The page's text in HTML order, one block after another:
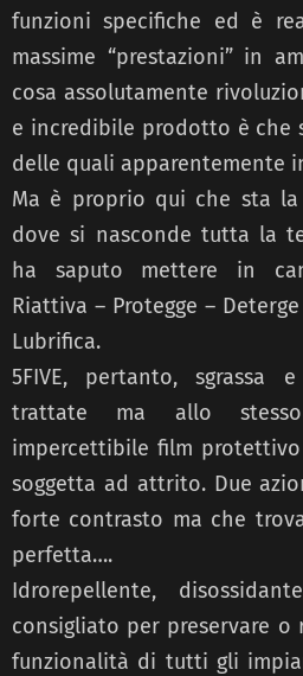
funzioni specifiche ed è
massime “prestazioni” in
cosa assolutamente
e incredibile prodotto è che
delle quali apparentemente
Ma è proprio qui che sta la
dove si nasconde tutta la
ha saputo mettere in
Riattiva – Protegge –
Lubrifica.
5FIVE, pertanto, sgrassa
trattate ma allo
impercettibile film
soggetta ad attrito. Due
forte contrasto ma che
perfetta….
Idrorepellente,
consigliato per preservare
funzionalità di tutti gli